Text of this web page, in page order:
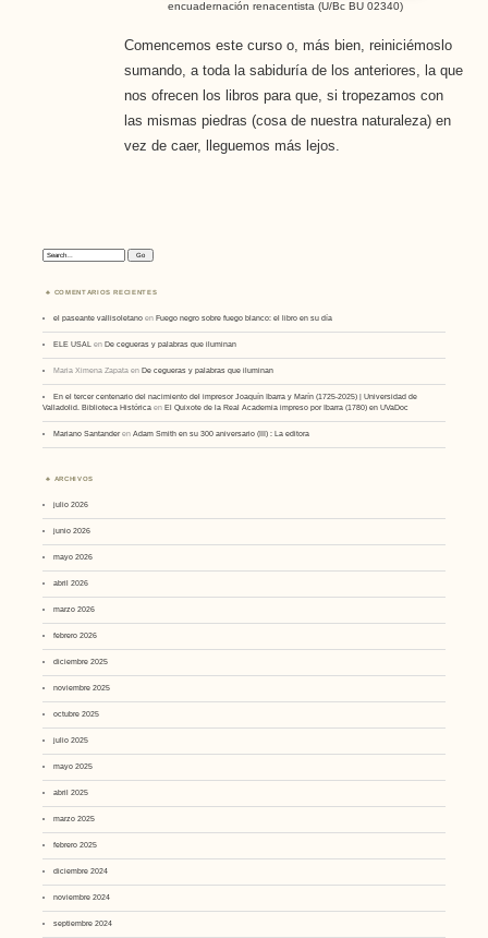
encuadernación renacentista (U/Bc BU 02340)
Comencemos este curso o, más bien, reiniciémoslo
sumando, a toda la sabiduría de los anteriores, la que
nos ofrecen los libros para que, si tropezamos con
las mismas piedras (cosa de nuestra naturaleza) en
vez de caer, lleguemos más lejos.
Search:
COMENTARIOS RECIENTES
el paseante vallisoletano enFuego negro sobre fuego blanco: el libro en su día
ELE USAL enDe cegueras y palabras que iluminan
Maria Ximena Zapata enDe cegueras y palabras que iluminan
En el tercer centenario del nacimiento del impresor Joaquín Ibarra y Marín (1725-2025) | Universidad de
Valladolid. Biblioteca Histórica enEl Quixote de la Real Academia impreso por Ibarra (1780) en UVaDoc
Mariano SantanderenAdam Smith en su 300 aniversario (III) : La editora
ARCHIVOS
julio 2026
junio 2026
mayo 2026
abril 2026
marzo 2026
febrero 2026
diciembre 2025
noviembre 2025
octubre 2025
julio 2025
mayo 2025
abril 2025
marzo 2025
febrero 2025
diciembre 2024
noviembre 2024
septiembre 2024